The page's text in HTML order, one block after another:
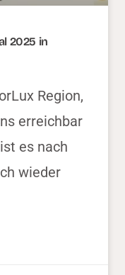
2025 in
Region,
erreichbar
es nach
wieder